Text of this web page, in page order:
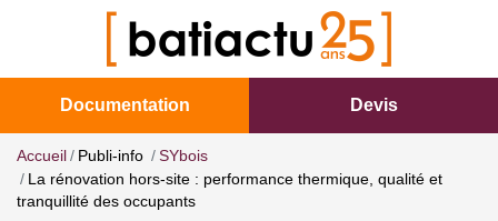
Documentation Devis
Accueil Publi-info
SYbois
La rénovation hors-site : performance thermique, qualité et
tranquillité des occupants